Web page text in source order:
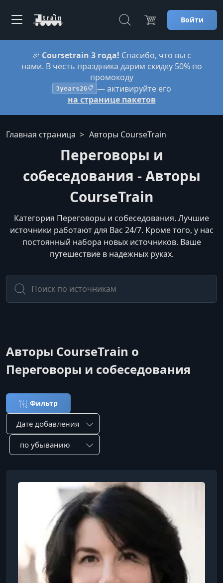
Войти
🎉 Coursetrain 3 года! Спасибо, что вы с
нами. В честь праздника дарим скидку 50% по
промокоду
3years26📋 — активируйте его
на странице пакетов
Главная страница Авторы CourseTrain
Переговоры и
собеседования - Авторы
CourseTrain
Категория Переговоры и собеседования. Лучшие
источники работают для Вас 24/7. Кроме того, у нас
постоянный набора новых источников. Ваше
путешествие в надежных руках.
Авторы CourseTrain о
Переговоры и собеседования
Фильтр
Сортировка по:
Сотировать по: